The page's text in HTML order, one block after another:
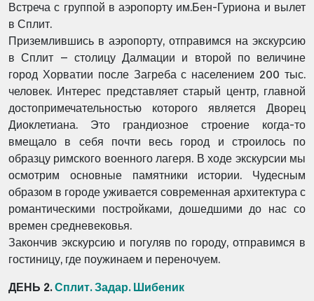
Встреча с группой в аэропорту им.Бен-Гуриона и вылет
в Сплит.
Приземлившись в аэропорту, отправимся на экскурсию
в Сплит – столицу Далмации и второй по величине
город Хорватии после Загреба с населением 200 тыс.
человек. Интерес представляет старый центр, главной
достопримечательностью которого является Дворец
Диоклетиана. Это грандиозное строение когда-то
вмещало в себя почти весь город и строилось по
образцу римского военного лагеря. В ходе экскурсии мы
осмотрим основные памятники истории. Чудесным
образом в городе уживается современная архитектура с
романтическими постройками, дошедшими до нас со
времен средневековья.
Закончив экскурсию и погуляв по городу, отправимся в
гостиницу, где поужинаем и переночуем.
ДЕНЬ 2.Сплит. Задар. Шибеник